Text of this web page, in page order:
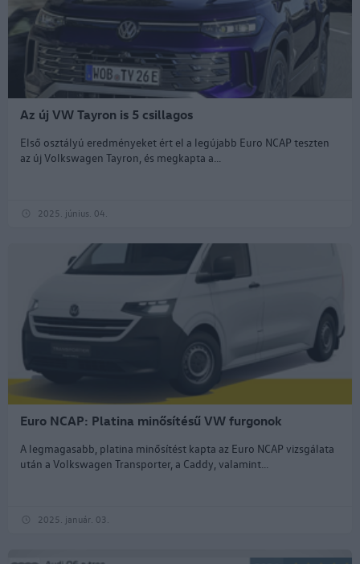
Az új VW Tayron is 5 csillagos
Első osztályú eredményeket ért el a legújabb Euro NCAP teszten
az új Volkswagen Tayron, és megkapta a...
2025. június. 04.
Euro NCAP: Platina minősítésű VW furgonok
A legmagasabb, platina minősítést kapta az Euro NCAP vizsgálata
után a Volkswagen Transporter, a Caddy, valamint...
2025. január. 03.